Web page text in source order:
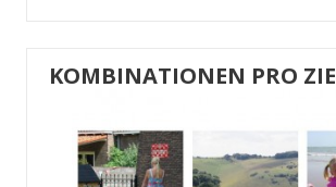
KOMBINATIONEN PRO